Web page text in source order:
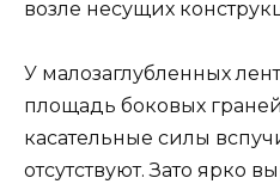
возле несущих
У малозаглубленных
площадь боковых
касательные силы
отсутствуют. Зато ярко